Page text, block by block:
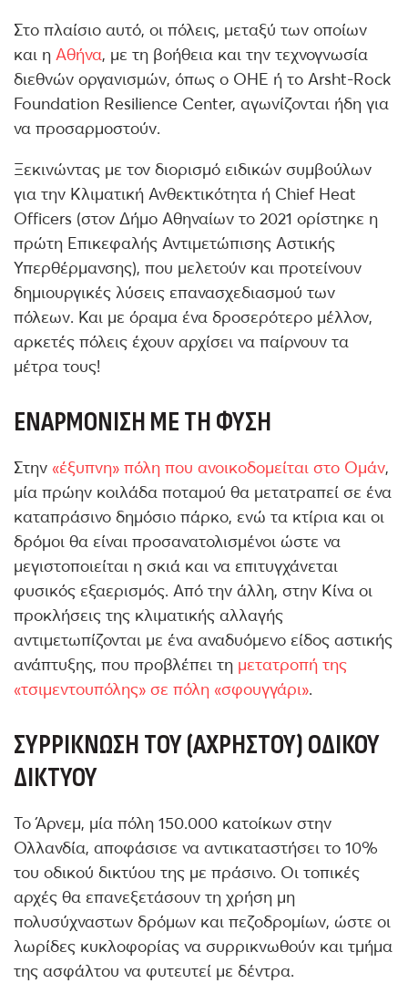
Στο πλαίσιο αυτό, οι πόλεις, μεταξύ των οποίων
και η Αθήνα, με τη βοήθεια και την τεχνογνωσία
διεθνών οργανισμών, όπως ο ΟΗΕ ή το Arsht-Rock
Foundation Resilience Center, αγωνίζονται ήδη για
να προσαρμοστούν.
Ξεκινώντας με τον διορισμό ειδικών συμβούλων
για την Κλιματική Ανθεκτικότητα ή Chief Heat
Officers (στον Δήμο Αθηναίων το 2021 ορίστηκε η
πρώτη Επικεφαλής Αντιμετώπισης Αστικής
Υπερθέρμανσης), που μελετούν και προτείνουν
δημιουργικές λύσεις επανασχεδιασμού των
πόλεων. Και με όραμα ένα δροσερότερο μέλλον,
αρκετές πόλεις έχουν αρχίσει να παίρνουν τα
μέτρα τους!
ΕΝΑΡΜΌΝΙΣΗ ΜΕ ΤΗ ΦΎΣΗ
Στην «έξυπνη» πόλη που ανοικοδομείται στο Ομάν,
μία πρώην κοιλάδα ποταμού θα μετατραπεί σε ένα
καταπράσινο δημόσιο πάρκο, ενώ τα κτίρια και οι
δρόμοι θα είναι προσανατολισμένοι ώστε να
μεγιστοποιείται η σκιά και να επιτυγχάνεται
φυσικός εξαερισμός. Από την άλλη, στην Κίνα οι
προκλήσεις της κλιματικής αλλαγής
αντιμετωπίζονται με ένα αναδυόμενο είδος αστικής
ανάπτυξης, που προβλέπει τη μετατροπή της
«τσιμεντουπόλης» σε πόλη «σφουγγάρι».
ΣΥΡΡΊΚΝΩΣΗ ΤΟΥ (ΆΧΡΗΣΤΟΥ) ΟΔΙΚΟΎ
ΔΙΚΤΎΟΥ
Το Άρνεμ, μία πόλη 150.000 κατοίκων στην
Ολλανδία, αποφάσισε να αντικαταστήσει το 10%
του οδικού δικτύου της με πράσινο. Οι τοπικές
αρχές θα επανεξετάσουν τη χρήση μη
πολυσύχναστων δρόμων και πεζοδρομίων, ώστε οι
λωρίδες κυκλοφορίας να συρρικνωθούν και τμήμα
της ασφάλτου να φυτευτεί με δέντρα.